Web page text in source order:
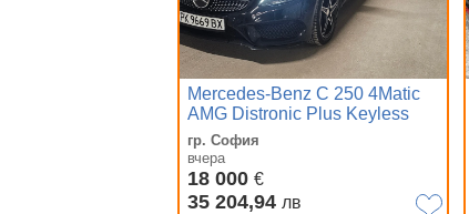
Mercedes-Benz C 250 4Matic
AMG Distronic Plus Keyless
360 Camera
гр. София
вчера
18 000 €
35 204,94 лв